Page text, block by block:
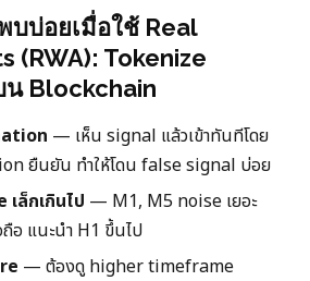
บ่อยเมื่อใช้ Real
(RWA): Tokenize
Blockchain
— เห็น signal แล้วเข้าทันทีโดย
ยืนยัน ทำให้โดน false signal บ่อย
ล็กเกินไป — M1, M5 noise เยอะ
อ แนะนำ H1 ขึ้นไป
— ต้องดู higher timeframe